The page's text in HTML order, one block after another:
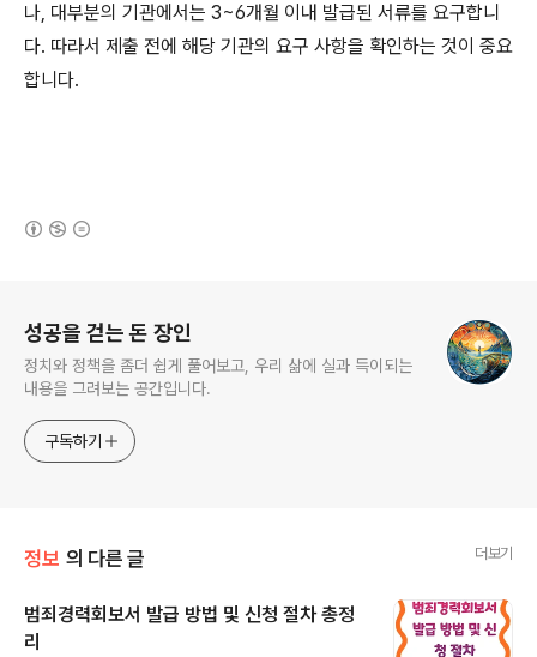
나, 대부분의 기관에서는 3~6개월 이내 발급된 서류를 요구합니
다. 따라서 제출 전에 해당 기관의 요구 사항을 확인하는 것이 중요
합니다.
성공을 걷는 돈 장인
정치와 정책을 좀더 쉽게 풀어보고, 우리 삶에 실과 득이되는
내용을 그려보는 공간입니다.
구독하기
정보 의 다른 글 더보기
범죄경력회보서 발급 방법 및 신청 절차 총정
리